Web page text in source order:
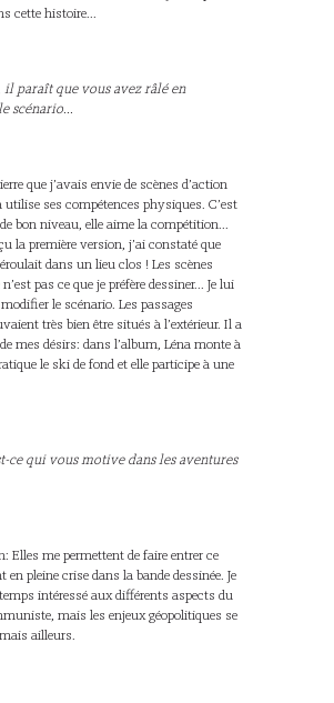
cette histoire...
il paraît que vous avez râlé en
scénario...
que j’avais envie de scènes d’action
utilise ses compétences physiques. C’est
bon niveau, elle aime la compétition...
la première version, j’ai constaté que
dans un lieu clos ! Les scènes
pas ce que je préfère dessiner... Je lui
le scénario. Les passages
très bien être situés à l’extérieur. Il a
mes désirs: dans l’album, Léna monte à
le ski de fond et elle participe à une
ce qui vous motive dans les aventures
Elles me permettent de faire entrer ce
pleine crise dans la bande dessinée. Je
intéressé aux différents aspects du
mais les enjeux géopolitiques se
ailleurs.